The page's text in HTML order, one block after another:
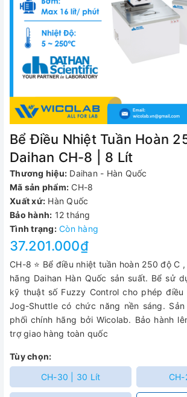
Bể Điều Nhiệt Tuần Hoàn
Daihan CH-8 | 8 Lít
Thương hiệu: Daihan - Hàn Quốc
Mã sản phẩm: CH-8
Xuất xứ: Hàn Quốc
Bảo hành: 12 tháng
Tình trạng: Còn hàng
37.201.000₫
CH-8 ⭐ Bể điều nhiệt tuần hoàn 250 độ C
hãng Daihan Hàn Quốc sản suất. Bể sử
kỹ thuật số Fuzzy Control cho phép
Jog-Shuttle có chức năng nền sáng.
phối chính hãng bởi Wicolab. Bảo hành
trợ giao hàng toàn quốc
Tùy chọn:
CH-30 | 30 Lít